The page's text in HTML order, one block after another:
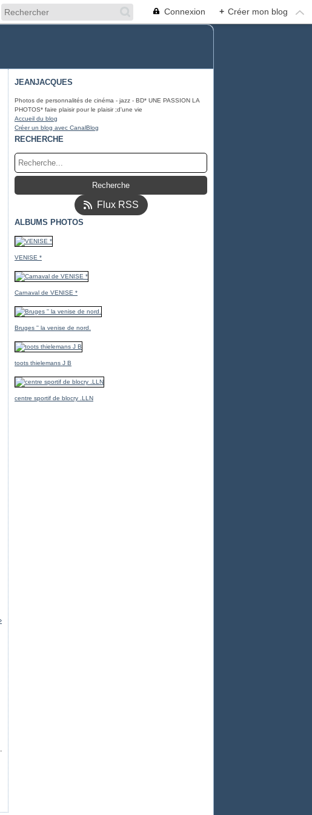
Connexion + Créer mon blog
JEANJACQUES
Photos de personnalités de cinéma - jazz - BD* UNE PASSION LA
PHOTOS* faire plaisir pour le plaisir ;d'une vie
Accueil du blog
Créer un blog avec CanalBlog
RECHERCHE
Flux RSS
ALBUMS PHOTOS
VENISE *
Carnaval de VENISE *
Bruges '' la venise de nord.
toots thielemans J B
centre sportif de blocry .LLN